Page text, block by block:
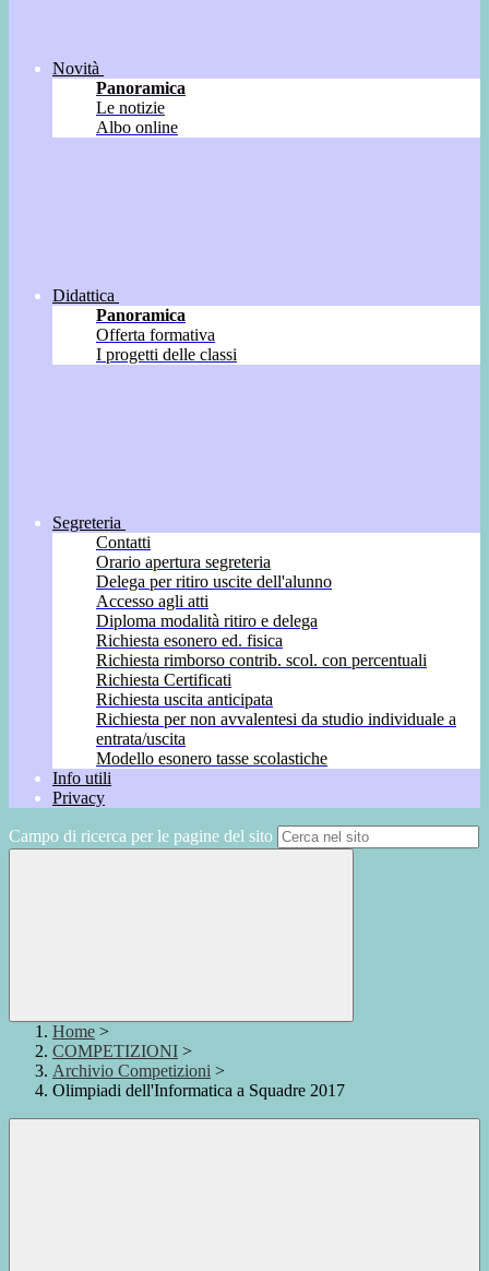
Novità
Panoramica
Le notizie
Albo online
Didattica
Panoramica
Offerta formativa
I progetti delle classi
Segreteria
Contatti
Orario apertura segreteria
Delega per ritiro uscite dell'alunno
Accesso agli atti
Diploma modalità ritiro e delega
Richiesta esonero ed. fisica
Richiesta rimborso contrib. scol. con percentuali
Richiesta Certificati
Richiesta uscita anticipata
Richiesta per non avvalentesi da studio individuale a
entrata/uscita
Modello esonero tasse scolastiche
Info utili
Privacy
Campo di ricerca per le pagine del sito
Home >
COMPETIZIONI >
Archivio Competizioni >
Olimpiadi dell'Informatica a Squadre 2017